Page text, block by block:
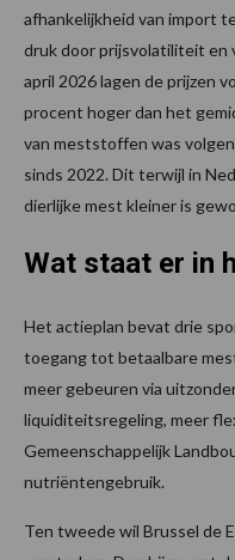
afhankelijkheid van import
druk door prijsvolatiliteit en
april 2026 lagen de prijzen
procent hoger dan het
van meststoffen was
sinds 2022. Dit terwijl in
dierlijke mest kleiner is
Wat staat er in
Het actieplan bevat drie
toegang tot betaalbare
meer gebeuren via
liquiditeitsregeling, meer
Gemeenschappelijk
nutriëntengebruik.
Ten tweede wil Brussel de